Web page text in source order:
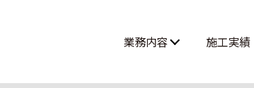
業務内容 施工実績